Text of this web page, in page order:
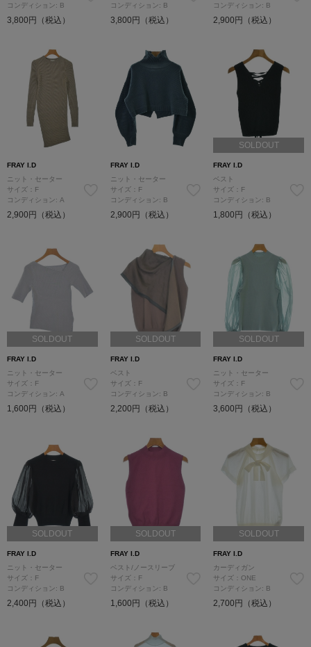
コンディション: B
3,800円（税込）
コンディション: B
3,800円（税込）
コンディション: B
2,900円（税込）
FRAY I.D
ニット・セーター
サイズ：F
コンディション: A
2,900円（税込）
FRAY I.D
ニット・セーター
サイズ：F
コンディション: B
2,900円（税込）
SOLDOUT
FRAY I.D
ベスト
サイズ：F
コンディション: B
1,800円（税込）
SOLDOUT
FRAY I.D
ニット・セーター
サイズ：F
コンディション: A
1,600円（税込）
SOLDOUT
FRAY I.D
ベスト
サイズ：F
コンディション: B
2,200円（税込）
SOLDOUT
FRAY I.D
ニット・セーター
サイズ：F
コンディション: B
3,600円（税込）
SOLDOUT
FRAY I.D
ニット・セーター
サイズ：F
コンディション: B
2,400円（税込）
SOLDOUT
FRAY I.D
ベスト/ノースリーブ
サイズ：F
コンディション: B
1,600円（税込）
SOLDOUT
FRAY I.D
カーディガン
サイズ：ONE
コンディション: B
2,700円（税込）